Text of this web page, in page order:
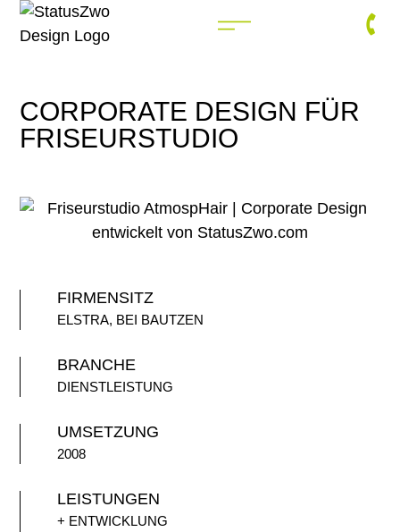
CORPORATE DESIGN FÜR
FRISEURSTUDIO
FIRMENSITZ
ELSTRA, BEI BAUTZEN
BRANCHE
DIENSTLEISTUNG
UMSETZUNG
2008
LEISTUNGEN
+ ENTWICKLUNG